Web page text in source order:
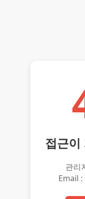
접근이
관리
Email